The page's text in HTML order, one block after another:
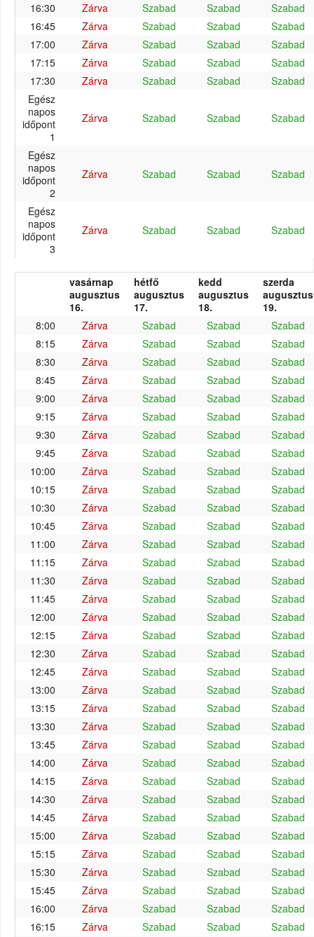
16:30
Zárva Szabad Szabad
Szabad
16:45
Zárva Szabad Szabad
Szabad
17:00
Zárva Szabad Szabad
Szabad
17:15
Zárva Szabad Szabad
Szabad
17:30
Zárva Szabad Szabad
Szabad
Egész
napos
időpont
1
Zárva Szabad Szabad Szabad
Egész
napos
időpont
2
Zárva Szabad Szabad Szabad
Egész
napos
időpont
3
Zárva Szabad Szabad Szabad
vasárnap
augusztus
16.
hétfő
augusztus
17.
kedd
augusztus
18.
szerda
augusztus
19.
8:00
Zárva Szabad Szabad
Szabad
8:15
Zárva Szabad Szabad
Szabad
8:30
Zárva Szabad Szabad
Szabad
8:45
Zárva Szabad Szabad
Szabad
9:00
Zárva Szabad Szabad
Szabad
9:15
Zárva Szabad Szabad
Szabad
9:30
Zárva Szabad Szabad
Szabad
9:45
Zárva Szabad Szabad
Szabad
10:00
Zárva Szabad Szabad
Szabad
10:15
Zárva Szabad Szabad
Szabad
10:30
Zárva Szabad Szabad
Szabad
10:45
Zárva Szabad Szabad
Szabad
11:00
Zárva Szabad Szabad
Szabad
11:15
Zárva Szabad Szabad
Szabad
11:30
Zárva Szabad Szabad
Szabad
11:45
Zárva Szabad Szabad
Szabad
12:00
Zárva Szabad Szabad
Szabad
12:15
Zárva Szabad Szabad
Szabad
12:30
Zárva Szabad Szabad
Szabad
12:45
Zárva Szabad Szabad
Szabad
13:00
Zárva Szabad Szabad
Szabad
13:15
Zárva Szabad Szabad
Szabad
13:30
Zárva Szabad Szabad
Szabad
13:45
Zárva Szabad Szabad
Szabad
14:00
Zárva Szabad Szabad
Szabad
14:15
Zárva Szabad Szabad
Szabad
14:30
Zárva Szabad Szabad
Szabad
14:45
Zárva Szabad Szabad
Szabad
15:00
Zárva Szabad Szabad
Szabad
15:15
Zárva Szabad Szabad
Szabad
15:30
Zárva Szabad Szabad
Szabad
15:45
Zárva Szabad Szabad
Szabad
16:00
Zárva Szabad Szabad
Szabad
16:15
Zárva Szabad Szabad Szabad